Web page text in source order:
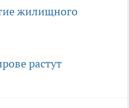
жилищного
растут